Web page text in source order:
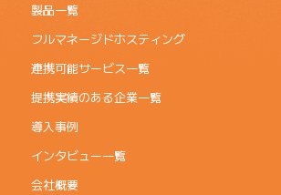
製品一覧
フルマネージドホスティング
連携可能サービス一覧
提携実績のある企業一覧
導入事例
インタビュー一覧
会社概要